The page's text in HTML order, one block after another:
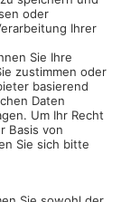
mitteilt, ist
wurde der
blieb bis zu
unter